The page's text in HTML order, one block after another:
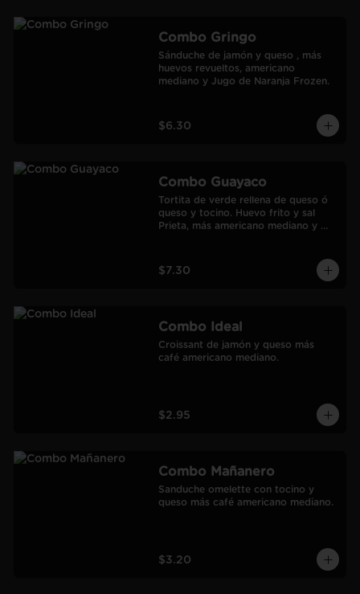
Combo Gringo
Sánduche de jamón y queso , más
huevos revueltos, americano
mediano y Jugo de Naranja Frozen.
$6.30
Combo Guayaco
Tortita de verde rellena de queso ó
queso y tocino. Huevo frito y sal
Prieta, más americano mediano y
$7.30
Combo Ideal
Croissant de jamón y queso más
café americano mediano.
$2.95
Combo Mañanero
Sanduche omelette con tocino y
queso más café americano mediano.
$3.20